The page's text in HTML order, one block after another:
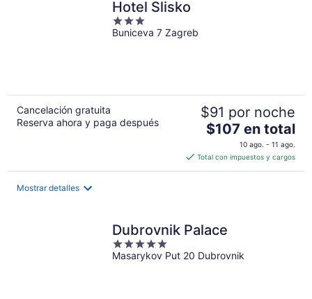
Hotel Slisko
3
out
Buniceva 7 Zagreb
Cancelación gratuita
Reserva ahora y paga después
$91 por noche
El
es
de
por
noche
$107 en total
10 ago. - 11 ago.
Total con impuestos y cargos
Mostrar detalles
Dubrovnik Palace
5
out
Masarykov Put 20 Dubrovnik